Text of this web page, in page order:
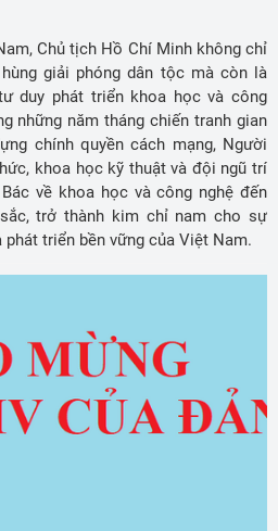
Chủ tịch Hồ Chí Minh không chỉ
giải phóng dân tộc mà còn là
duy phát triển khoa học và công
những năm tháng chiến tranh gian
chính quyền cách mạng, Người
khoa học kỹ thuật và đội ngũ trí
về khoa học và công nghệ đến
trở thành kim chỉ nam cho sự
triển bền vững của Việt Nam.